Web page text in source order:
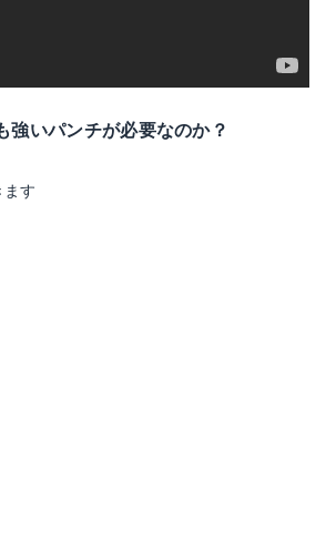
強いパンチが必要なのか？
す